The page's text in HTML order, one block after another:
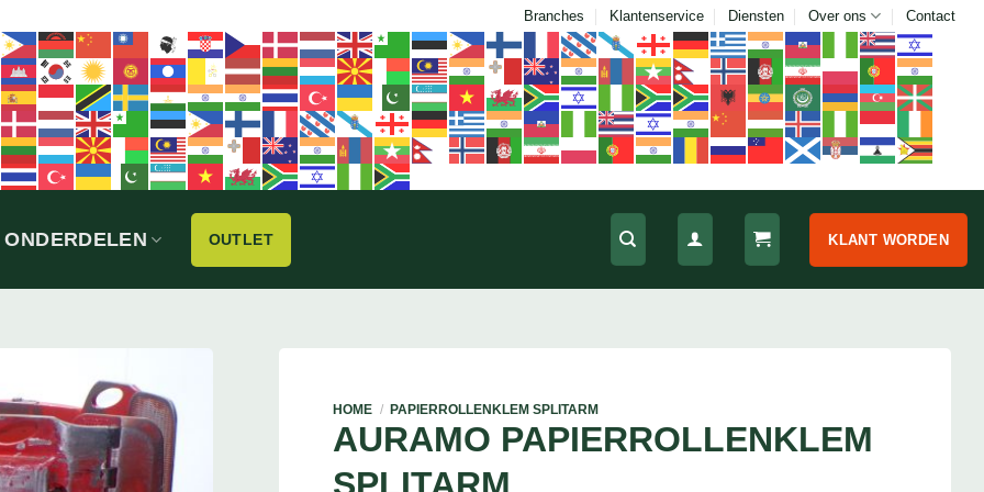
Branches Klantenservice Diensten Over ons Contact
ONDERDELEN OUTLET KLANT WORDEN
HOME / PAPIERROLLENKLEM SPLITARM
AURAMO PAPIERROLLENKLEM
SPLITARM